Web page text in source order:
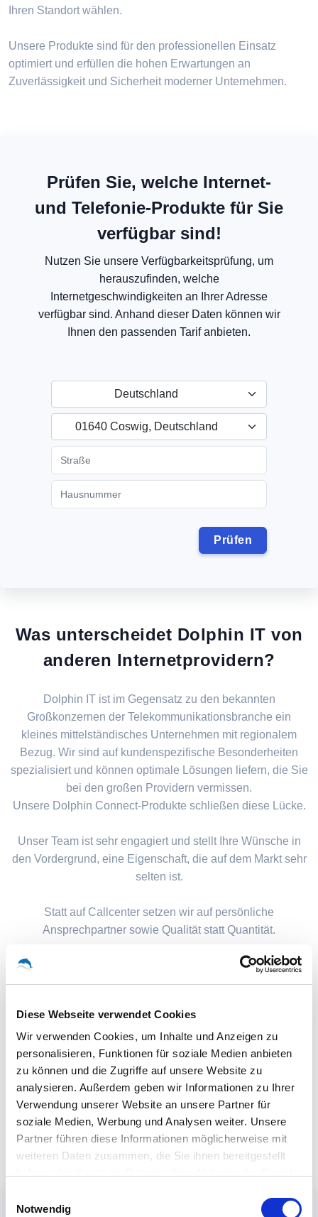
Diese Webseite verwendet Cookies
Wir verwenden Cookies, um Inhalte und Anzeigen zu
personalisieren, Funktionen für soziale Medien anbieten
zu können und die Zugriffe auf unsere Website zu
analysieren. Außerdem geben wir Informationen zu Ihrer
Verwendung unserer Website an unsere Partner für
soziale Medien, Werbung und Analysen weiter. Unsere
Partner führen diese Informationen möglicherweise mit
weiteren Daten zusammen, die Sie ihnen bereitgestellt
Notwendig
Ihren Standort wählen.
Unsere Produkte sind für den professionellen Einsatz
optimiert und erfüllen die hohen Erwartungen an
Zuverlässigkeit und Sicherheit moderner Unternehmen.
Prüfen Sie, welche Internet-
und Telefonie-Produkte für Sie
verfügbar sind!
Nutzen Sie unsere Verfügbarkeitsprüfung, um
herauszufinden, welche
Internetgeschwindigkeiten an Ihrer Adresse
verfügbar sind. Anhand dieser Daten können wir
Ihnen den passenden Tarif anbieten.
Deutschland
01640 Coswig, Deutschland
Was unterscheidet Dolphin IT von
anderen Internetprovidern?
Dolphin IT ist im Gegensatz zu den bekannten
Großkonzernen der Telekommunikationsbranche ein
kleines mittelständisches Unternehmen mit regionalem
Bezug. Wir sind auf kundenspezifische Besonderheiten
spezialisiert und können optimale Lösungen liefern, die Sie
bei den großen Providern vermissen.
Unsere Dolphin Connect-Produkte schließen diese Lücke.
Unser Team ist sehr engagiert und stellt Ihre Wünsche in
den Vordergrund, eine Eigenschaft, die auf dem Markt sehr
selten ist.
Statt auf Callcenter setzen wir auf persönliche
Ansprechpartner sowie Qualität statt Quantität.